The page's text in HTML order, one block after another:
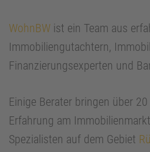
WohnBW ist ein Team aus
Immobiliengutachtern,
Finanzierungsexperten und
Einige Berater bringen über
Erfahrung am
Spezialisten auf dem Gebiet